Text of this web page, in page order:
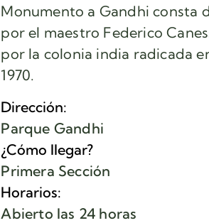
Monumento a Gandhi consta
por el maestro Federico
por la colonia india radicada
1970.
Dirección:
Parque Gandhi
¿Cómo llegar?
Primera Sección
Horarios:
Abierto las 24 horas